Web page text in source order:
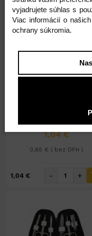
1,04 €
0,85 € ( bez DPH )
1,04 € - +
vyjadrujete súhlas s
Viac informácií o
ochrany súkromia.